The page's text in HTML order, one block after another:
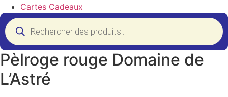
Cartes Cadeaux
Recherche
de
produits
Pèlroge rouge Domaine de
L’Astré